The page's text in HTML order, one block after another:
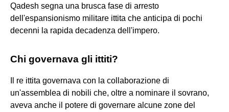
Qadesh segna una brusca fase di arresto
dell'espansionismo militare ittita che anticipa di pochi
decenni la rapida decadenza dell'impero.
Chi governava gli ittiti?
Il re ittita governava con la collaborazione di
un'assemblea di nobili che, oltre a nominare il sovrano,
aveva anche il potere di governare alcune zone del